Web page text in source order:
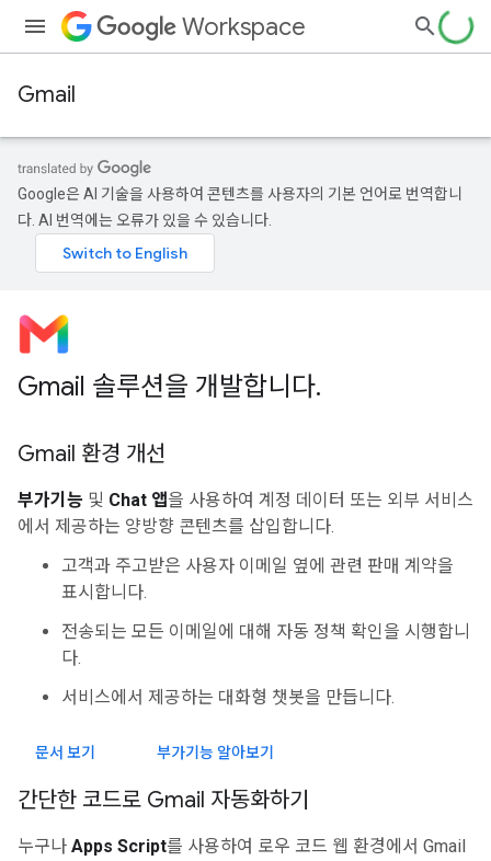
Workspace
Gmail
Google은 AI 기술을 사용하여 콘텐츠를 사용자의 기본 언어로 번역합니
다. AI 번역에는 오류가 있을 수 있습니다.
Gmail 솔루션을 개발합니다.
Gmail 환경 개선
부가기능 및 Chat 앱을 사용하여 계정 데이터 또는 외부 서비스
에서 제공하는 양방향 콘텐츠를 삽입합니다.
고객과 주고받은 사용자 이메일 옆에 관련 판매 계약을
표시합니다.
전송되는 모든 이메일에 대해 자동 정책 확인을 시행합니
다.
서비스에서 제공하는 대화형 챗봇을 만듭니다.
문서 보기 부가기능 알아보기
간단한 코드로 Gmail 자동화하기
누구나 Apps Script를 사용하여 로우 코드 웹 환경에서 Gmail